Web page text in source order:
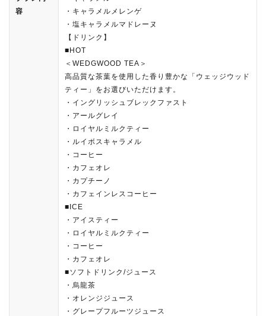
容
・キャラメルメレンゲ
・塩キャラメルマドレーヌ
【ドリンク】
■HOT
＜WEDGWOOD TEA＞
高品質な茶葉を使用した香り豊かな「ウェッジウッド
ティー」をお選びいただけます。
・イングリッシュブレックファスト
・アールグレイ
・ロイヤルミルクティー
・ルイボスキャラメル
・コーヒー
・カフェオレ
・カプチーノ
・カフェインレスコーヒー
■ICE
・アイスティー
・ロイヤルミルクティー
・コーヒー
・カフェオレ
■ソフトドリンク/ジュース
・烏龍茶
・オレンジジュース
・グレープフルーツジュース